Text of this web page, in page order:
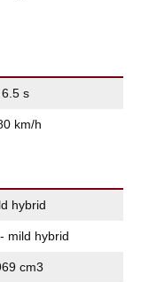
6.5 s
km/h
hybrid
mild hybrid
cm3